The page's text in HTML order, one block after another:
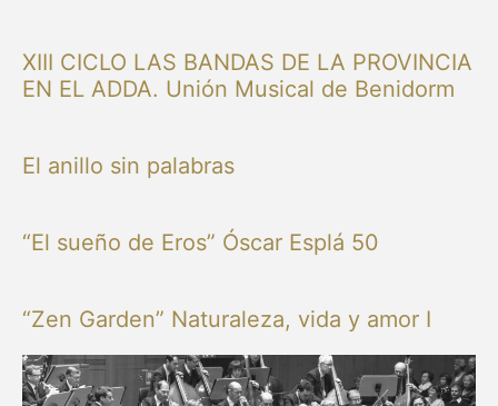
XIII CICLO LAS BANDAS DE LA PROVINCIA
EN EL ADDA. Unión Musical de Benidorm
El anillo sin palabras
“El sueño de Eros” Óscar Esplá 50
“Zen Garden” Naturaleza, vida y amor I